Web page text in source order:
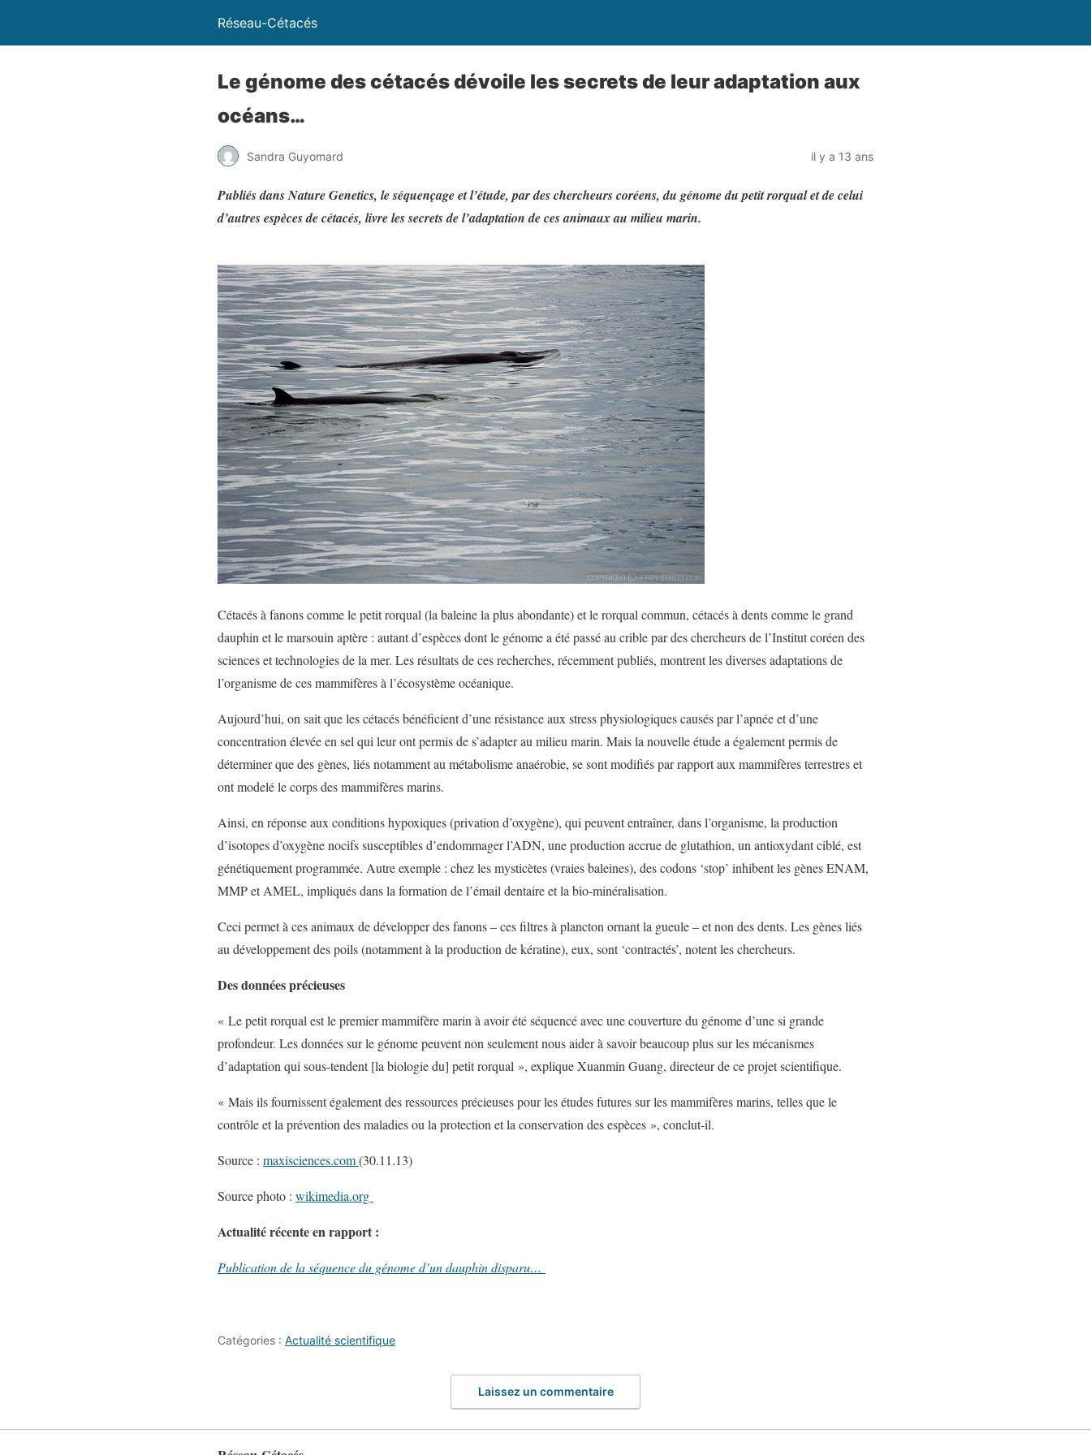
Réseau-Cétacés
Le génome des cétacés dévoile les secrets de leur adaptation aux
océans…
Sandra Guyomard il y a 13 ans
Publiés dans Nature Genetics, le séquençage et l’étude, par des chercheurs coréens, du génome du petit rorqual et de celui
d’autres espèces de cétacés, livre les secrets de l’adaptation de ces animaux au milieu marin.
Cétacés à fanons comme le petit rorqual (la baleine la plus abondante) et le rorqual commun, cétacés à dents comme le grand
dauphin et le marsouin aptère : autant d’espèces dont le génome a été passé au crible par des chercheurs de l’Institut coréen des
sciences et technologies de la mer. Les résultats de ces recherches, récemment publiés, montrent les diverses adaptations de
l’organisme de ces mammifères à l’écosystème océanique.
Aujourd’hui, on sait que les cétacés bénéficient d’une résistance aux stress physiologiques causés par l’apnée et d’une
concentration élevée en sel qui leur ont permis de s’adapter au milieu marin. Mais la nouvelle étude a également permis de
déterminer que des gènes, liés notamment au métabolisme anaérobie, se sont modifiés par rapport aux mammifères terrestres et
ont modelé le corps des mammifères marins.
Ainsi, en réponse aux conditions hypoxiques (privation d’oxygène), qui peuvent entraîner, dans l’organisme, la production
d’isotopes d’oxygène nocifs susceptibles d’endommager l’ADN, une production accrue de glutathion, un antioxydant ciblé, est
génétiquement programmée. Autre exemple : chez les mysticètes (vraies baleines), des codons ‘stop’ inhibent les gènes ENAM,
MMP et AMEL, impliqués dans la formation de l’émail dentaire et la bio-minéralisation.
Ceci permet à ces animaux de développer des fanons – ces filtres à plancton ornant la gueule – et non des dents. Les gènes liés
au développement des poils (notamment à la production de kératine), eux, sont ‘contractés’, notent les chercheurs.
Des données précieuses
« Le petit rorqual est le premier mammifère marin à avoir été séquencé avec une couverture du génome d’une si grande
profondeur. Les données sur le génome peuvent non seulement nous aider à savoir beaucoup plus sur les mécanismes
d’adaptation qui sous-tendent [la biologie du] petit rorqual », explique Xuanmin Guang, directeur de ce projet scientifique.
« Mais ils fournissent également des ressources précieuses pour les études futures sur les mammifères marins, telles que le
contrôle et la prévention des maladies ou la protection et la conservation des espèces », conclut-il.
Source : maxisciences.com(30.11.13)
Source photo : wikimedia.org
Actualité récente en rapport :
Publication de la séquence du génome d’un dauphin disparu…
Catégories : Actualité scientifique
Laissez un commentaire